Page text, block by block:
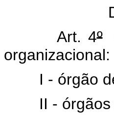
Art. 4º
organizacional:
I - órgão
II -